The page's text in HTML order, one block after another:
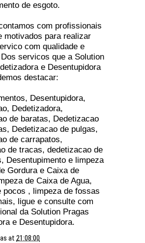
de esgoto.
com profissionais
motivados para realizar
com qualidade e
servicos que a Solution
e Desentupidora
destacar:
Desentupidora,
Dedetizadora,
de baratas, Dedetizacao
Dedetizacao de pulgas,
de carrapatos,
de tracas, dedetizacao de
Desentupimento e limpeza
Gordura e Caixa de
de Caixa de Agua,
pocos , limpeza de fossas
ligue e consulte com
da Solution Pragas
e Desentupidora.
at 21:08:00